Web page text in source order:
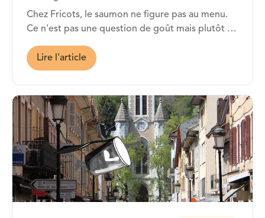
Chez Fricots, le saumon ne figure pas au menu.
Ce n'est pas une question de goût mais plutôt de
cohérence avec ce que nous défendons depuis le
début.
Lire l'article